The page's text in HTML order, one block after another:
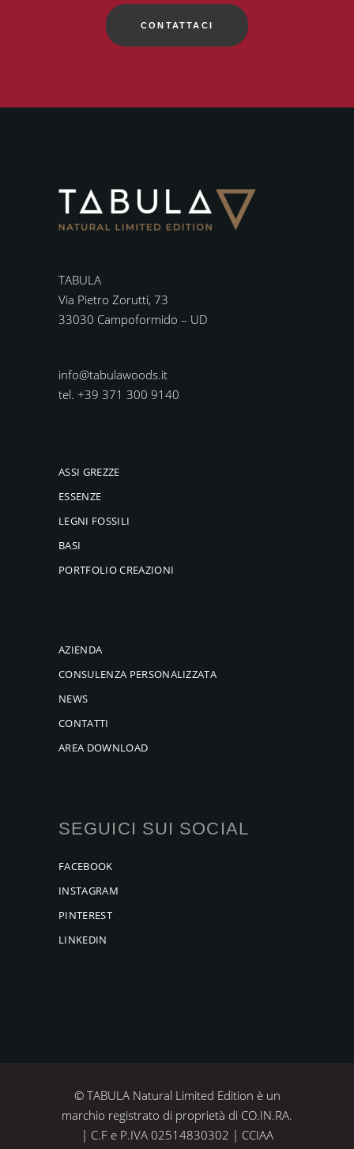
CONTATTACI
TABULA
Via Pietro Zorutti, 73
33030 Campoformido – UD
info@tabulawoods.it
tel. +39 371 300 9140
ASSI GREZZE
ESSENZE
LEGNI FOSSILI
BASI
PORTFOLIO CREAZIONI
AZIENDA
CONSULENZA PERSONALIZZATA
NEWS
CONTATTI
AREA DOWNLOAD
SEGUICI SUI SOCIAL
FACEBOOK
INSTAGRAM
PINTEREST
LINKEDIN
© TABULA Natural Limited Edition è un
marchio registrato di proprietà di CO.IN.RA.
| C.F e P.IVA 02514830302 | CCIAA